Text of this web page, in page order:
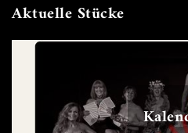
Aktuelle Stücke